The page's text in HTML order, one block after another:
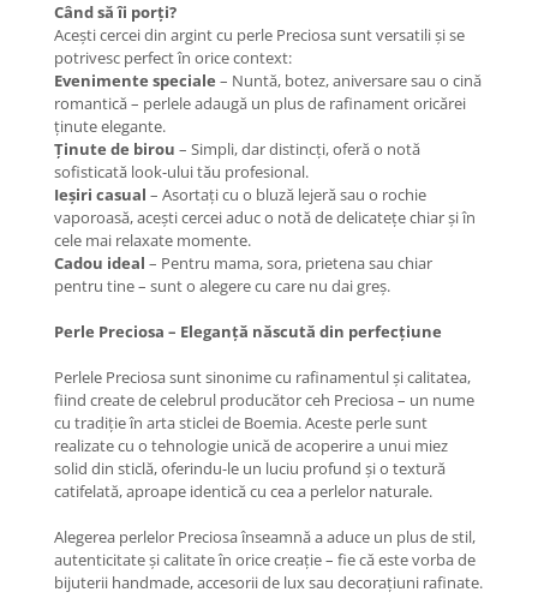
Când să îi porți?
Acești cercei din argint cu perle Preciosa sunt versatili și se
potrivesc perfect în orice context:
Evenimente speciale – Nuntă, botez, aniversare sau o cină
romantică – perlele adaugă un plus de rafinament oricărei
ținute elegante.
Ținute de birou – Simpli, dar distincți, oferă o notă
sofisticată look-ului tău profesional.
Ieșiri casual – Asortați cu o bluză lejeră sau o rochie
vaporoasă, acești cercei aduc o notă de delicatețe chiar și în
cele mai relaxate momente.
Cadou ideal – Pentru mama, sora, prietena sau chiar
pentru tine – sunt o alegere cu care nu dai greș.
Perle Preciosa – Eleganță născută din perfecțiune
Perlele Preciosa sunt sinonime cu rafinamentul și calitatea,
fiind create de celebrul producător ceh Preciosa – un nume
cu tradiție în arta sticlei de Boemia. Aceste perle sunt
realizate cu o tehnologie unică de acoperire a unui miez
solid din sticlă, oferindu-le un luciu profund și o textură
catifelată, aproape identică cu cea a perlelor naturale.
Alegerea perlelor Preciosa înseamnă a aduce un plus de stil,
autenticitate și calitate în orice creație – fie că este vorba de
bijuterii handmade, accesorii de lux sau decorațiuni rafinate.